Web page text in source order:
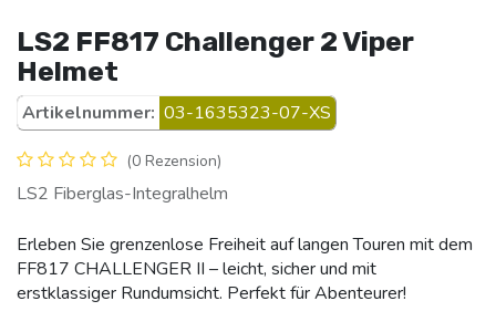
LS2 FF817 Challenger 2 Viper
Helmet
Artikelnummer: 03-1635323-07-XS
(0 Rezension)
LS2 Fiberglas-Integralhelm
Erleben Sie grenzenlose Freiheit auf langen Touren mit dem
FF817 CHALLENGER II – leicht, sicher und mit
erstklassiger Rundumsicht. Perfekt für Abenteurer!